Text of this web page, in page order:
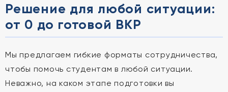
Решение для любой ситуации:
от 0 до готовой ВКР
Мы предлагаем гибкие форматы сотрудничества,
чтобы помочь студентам в любой ситуации.
Неважно, на каком этапе подготовки вы